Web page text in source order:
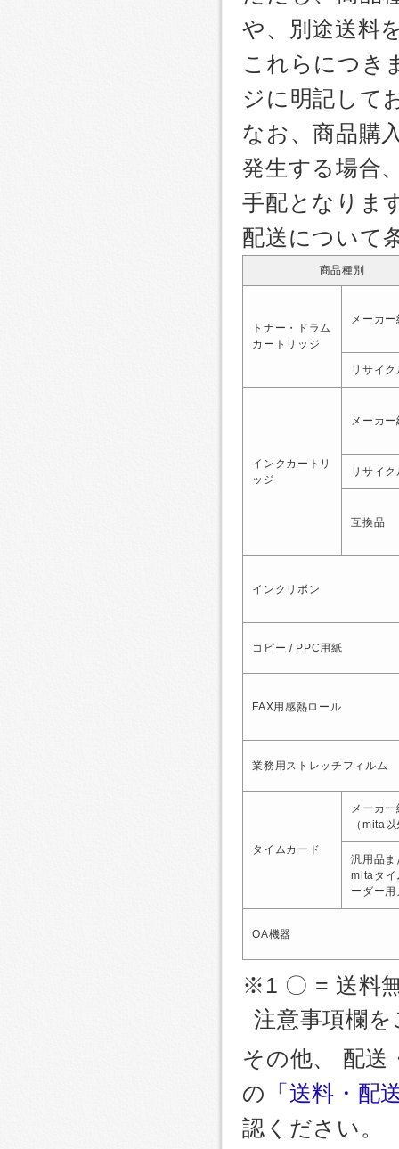
や、別途送料
これらにつき
ジに明記して
なお、商品購
発生する場合
手配となりま
配送について
商品種別
トナー・ドラム
カートリッジ
メーカ
リサイ
インクカートリ
ッジ
メーカ
リサイ
互換品
インクリボン
コピー / PPC用紙
FAX用感熱ロール
業務用ストレッチフィルム
タイムカード
メーカ
（mita
汎用品ま
mitaタイ
ーダー
OA機器
※1 〇 = 送料
注意事項欄
その他、 配送
の
「送料・配
認ください。